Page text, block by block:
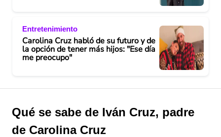
Entretenimiento
Carolina Cruz habló de su futuro y de
la opción de tener más hijos: "Ese día
me preocupo"
Qué se sabe de Iván Cruz, padre
de Carolina Cruz